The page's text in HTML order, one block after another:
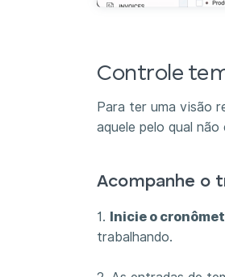
Controle
Para ter uma visão
aquele pelo qual não
Acompanhe o
1. Inicie o
trabalhando.